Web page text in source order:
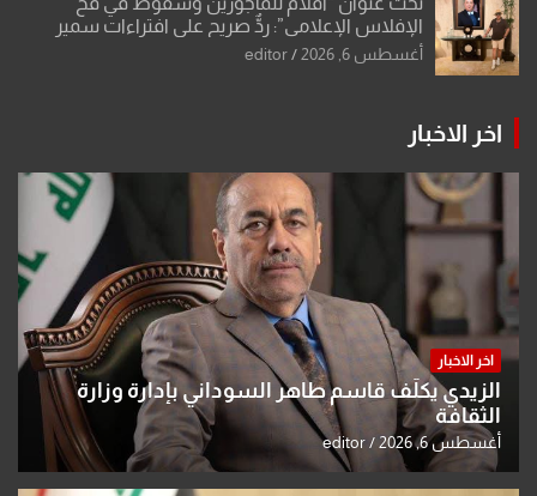
الإفلاس الإعلامي”: ردٌّ صريح على افتراءات سمير
الشكرجي
أغسطس 6, 2026 editor
اخر الاخبار
اخر الاخبار
الزيدي يكلّف قاسم طاهر السوداني بإدارة وزارة
الثقافة
أغسطس 6, 2026 editor